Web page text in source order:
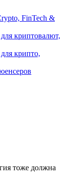
FinTech &
криптовалют,
крипто,
тоже должна